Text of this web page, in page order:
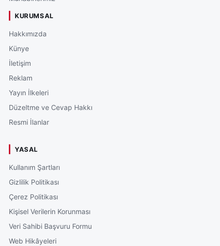
KURUMSAL
Hakkımızda
Künye
İletişim
Reklam
Yayın İlkeleri
Düzeltme ve Cevap Hakkı
Resmi İlanlar
YASAL
Kullanım Şartları
Gizlilik Politikası
Çerez Politikası
Kişisel Verilerin Korunması
Veri Sahibi Başvuru Formu
Web Hikâyeleri